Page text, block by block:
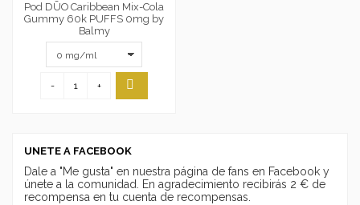
Pod DŪO Caribbean Mix-Cola
Gummy 60k PUFFS 0mg by
Balmy
- +
UNETE A FACEBOOK
Dale a "Me gusta" en nuestra página de fans en Facebook y
únete a la comunidad. En agradecimiento recibirás 2 € de
recompensa en tu cuenta de recompensas.